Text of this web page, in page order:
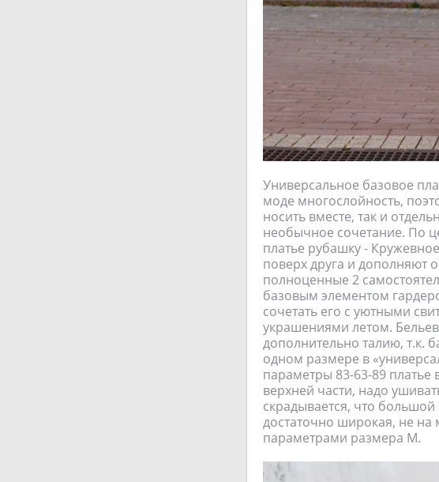
Универсальное базовое
моде многослойность,
носить вместе, так и
необычное сочетание. По
платье рубашку -
поверх друга и дополняют
полноценные 2
базовым элементом
сочетать его с уютными
украшениями летом.
дополнительно талию, т.к.
одном размере в
параметры 83-63-89
верхней части, надо
скрадывается, что
достаточно широкая, не
параметрами размера M.